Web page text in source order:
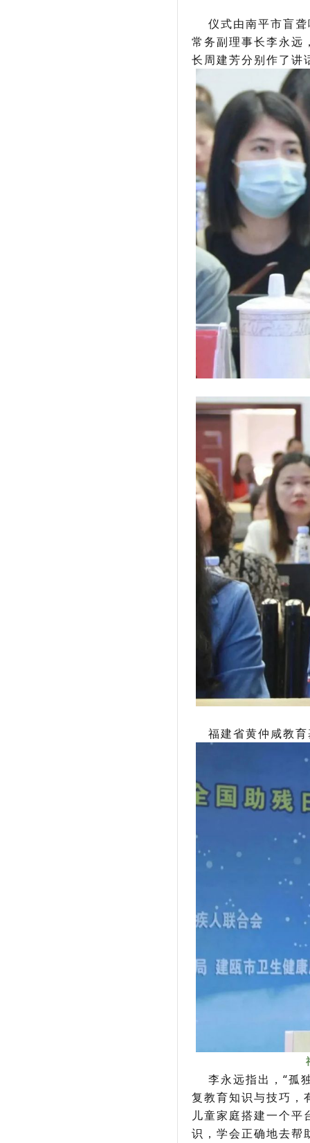
仪式由南平市盲聋
常务副理事长李永远
长周建芳分别作了讲
福建省黄仲咸教育
李永远指出，“孤
复教育知识与技巧，
儿童家庭搭建一个
识，学会正确地去帮